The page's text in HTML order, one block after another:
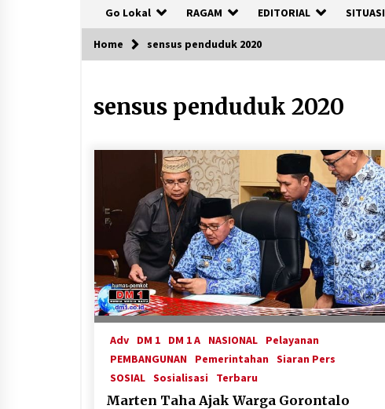
Go Lokal RAGAM EDITORIAL SITUASI
Home sensus penduduk 2020
sensus penduduk 2020
Adv DM 1 DM 1 A NASIONAL
Pelayanan
PEMBANGUNAN
Pemerintahan Siaran Pers
SOSIAL Sosialisasi Terbaru
Marten Taha Ajak Warga Gorontalo